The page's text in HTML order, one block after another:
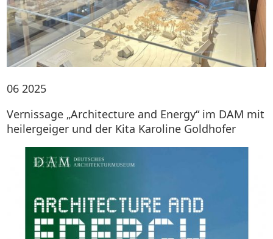
06 2025
Vernissage „Architecture and Energy“ im DAM mit
heilergeiger und der Kita Karoline Goldhofer